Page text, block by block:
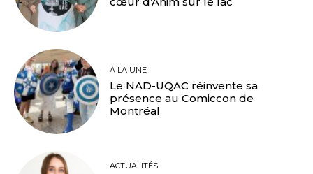
À LA UNE
Le NAD-UQAC réinvente sa
présence au Comiccon de
Montréal
ACTUALITÉS